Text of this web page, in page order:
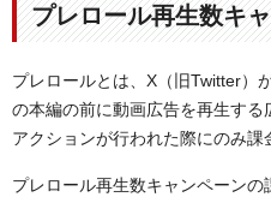
プレロール再生数キ
プレロールとは、X（旧Twitter）
の本編の前に動画広告を再生す
アクションが行われた際にのみ課
プレロール再生数キャンペーン